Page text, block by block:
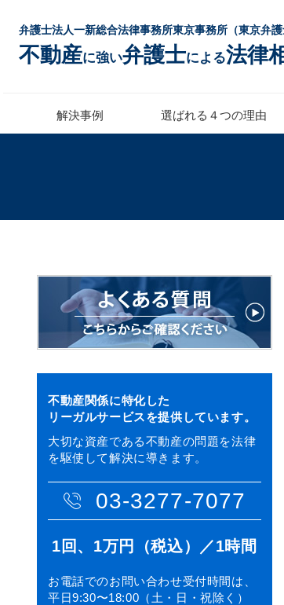
弁護士法人一新総合法律事務所東京事務所（東京弁護
不動産に強い弁護士による法律
解決事例 選ばれる４つの理由
不動産関係に特化した
リーガルサービスを提供しています。
大切な資産である不動産の問題を法律
を駆使して解決に導きます。
03-3277-7077
1回、1万円（税込）／1時間
お電話でのお問い合わせ受付時間は、
平日9:30〜18:00（土・日・祝除く）